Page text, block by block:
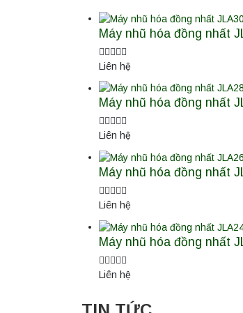
Máy nhũ hóa đồng nhất
Liên hệ
Máy nhũ hóa đồng nhất
Liên hệ
Máy nhũ hóa đồng nhất
Liên hệ
Máy nhũ hóa đồng nhất
Liên hệ